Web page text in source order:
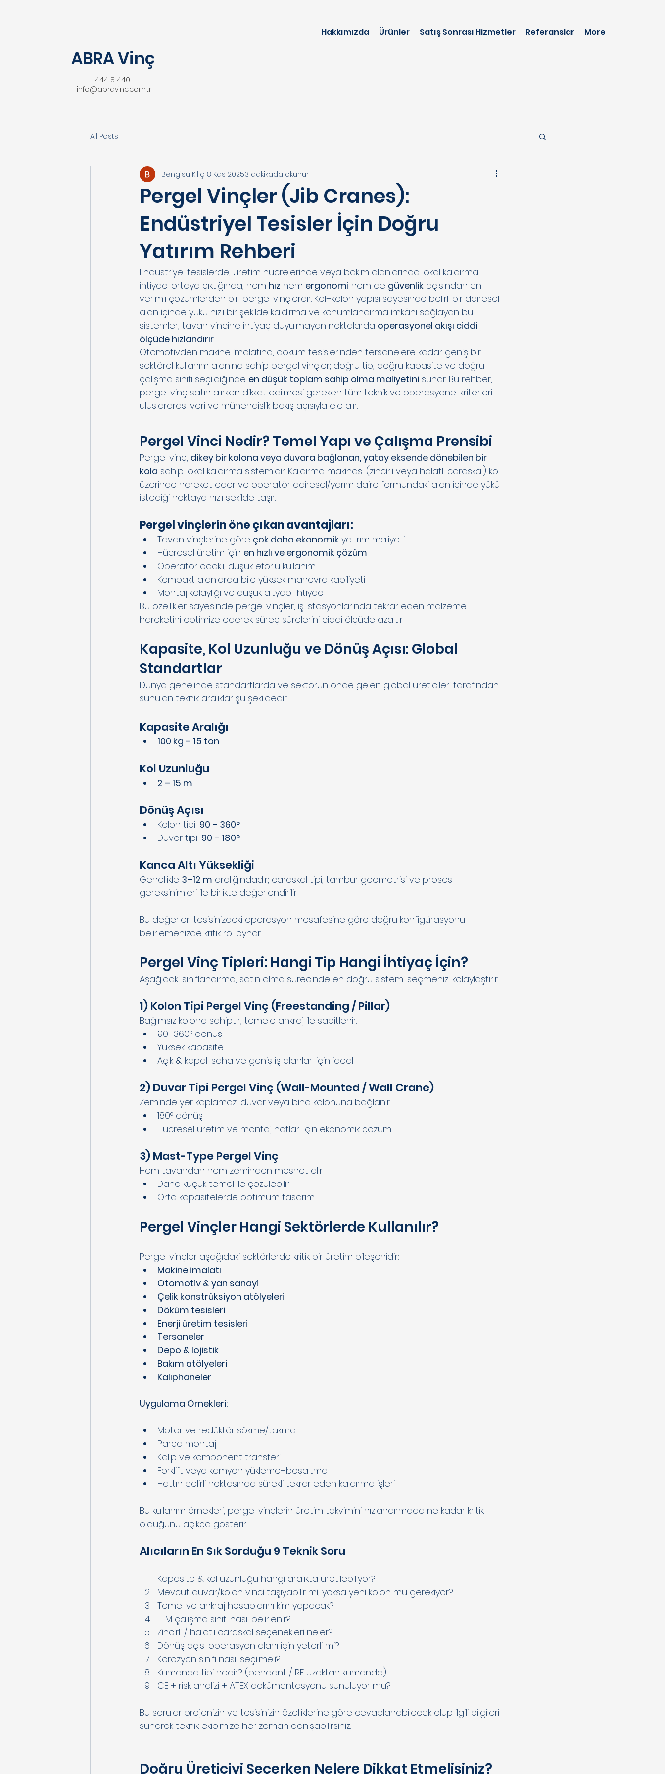
ABRA Vinç
444 8 440 |
info@abravinc.com.tr
Hakkımızda Ürünler Satış Sonrası Hizmetler Referanslar More
All Posts
Pergel Vinçler (Jib Cranes):
Endüstriyel Tesisler İçin Doğru
Yatırım Rehberi
Bengisu Kılıç18 Kas 20253 dakikada okunur
Endüstriyel tesislerde, üretim hücrelerinde veya bakım alanlarında lokal kaldırma
ihtiyacı ortaya çıktığında, hem hız hem ergonomi hem de güvenlik açısından en
verimli çözümlerden biri pergel vinçlerdir. Kol–kolon yapısı sayesinde belirli bir dairesel
alan içinde yükü hızlı bir şekilde kaldırma ve konumlandırma imkânı sağlayan bu
sistemler, tavan vincine ihtiyaç duyulmayan noktalarda operasyonel akışı ciddi
ölçüde hızlandırır.
Otomotivden makine imalatına, döküm tesislerinden tersanelere kadar geniş bir
sektörel kullanım alanına sahip pergel vinçler; doğru tip, doğru kapasite ve doğru
çalışma sınıfı seçildiğinde en düşük toplam sahip olma maliyetini sunar. Bu rehber,
pergel vinç satın alırken dikkat edilmesi gereken tüm teknik ve operasyonel kriterleri
uluslararası veri ve mühendislik bakış açısıyla ele alır.
Pergel Vinci Nedir? Temel Yapı ve Çalışma Prensibi
Pergel vinç, dikey bir kolona veya duvara bağlanan, yatay eksende dönebilen bir
kola sahip lokal kaldırma sistemidir. Kaldırma makinası (zincirli veya halatlı caraskal) kol
üzerinde hareket eder ve operatör dairesel/yarım daire formundaki alan içinde yükü
istediği noktaya hızlı şekilde taşır.
Pergel vinçlerin öne çıkan avantajları:
Tavan vinçlerine göre çok daha ekonomik yatırım maliyeti
Hücresel üretim için en hızlı ve ergonomik çözüm
Operatör odaklı, düşük eforlu kullanım
Kompakt alanlarda bile yüksek manevra kabiliyeti
Montaj kolaylığı ve düşük altyapı ihtiyacı
Bu özellikler sayesinde pergel vinçler, iş istasyonlarında tekrar eden malzeme
hareketini optimize ederek süreç sürelerini ciddi ölçüde azaltır.
Kapasite, Kol Uzunluğu ve Dönüş Açısı: Global
Standartlar
Dünya genelinde standartlarda ve sektörün önde gelen global üreticileri tarafından
sunulan teknik aralıklar şu şekildedir:
Kapasite Aralığı
100 kg – 15 ton
Kol Uzunluğu
2 – 15 m
Dönüş Açısı
Kolon tipi: 90 – 360°
Duvar tipi: 90 – 180°
Kanca Altı Yüksekliği
Genellikle 3–12 m aralığındadır; caraskal tipi, tambur geometrisi ve proses
gereksinimleri ile birlikte değerlendirilir.
Bu değerler, tesisinizdeki operasyon mesafesine göre doğru konfigürasyonu
belirlemenizde kritik rol oynar.
Pergel Vinç Tipleri: Hangi Tip Hangi İhtiyaç İçin?
Aşağıdaki sınıflandırma, satın alma sürecinde en doğru sistemi seçmenizi kolaylaştırır.
1) Kolon Tipi Pergel Vinç (Freestanding / Pillar)
Bağımsız kolona sahiptir, temele ankraj ile sabitlenir.
90–360° dönüş
Yüksek kapasite
Açık & kapalı saha ve geniş iş alanları için ideal
2) Duvar Tipi Pergel Vinç (Wall-Mounted / Wall Crane)
Zeminde yer kaplamaz, duvar veya bina kolonuna bağlanır.
180° dönüş
Hücresel üretim ve montaj hatları için ekonomik çözüm
3) Mast-Type Pergel Vinç
Hem tavandan hem zeminden mesnet alır.
Daha küçük temel ile çözülebilir
Orta kapasitelerde optimum tasarım
Pergel Vinçler Hangi Sektörlerde Kullanılır?
Pergel vinçler aşağıdaki sektörlerde kritik bir üretim bileşenidir:
Makine imalatı
Otomotiv & yan sanayi
Çelik konstrüksiyon atölyeleri
Döküm tesisleri
Enerji üretim tesisleri
Tersaneler
Depo & lojistik
Bakım atölyeleri
Kalıphaneler
Uygulama Örnekleri:
Motor ve redüktör sökme/takma
Parça montajı
Kalıp ve komponent transferi
Forklift veya kamyon yükleme–boşaltma
Hattın belirli noktasında sürekli tekrar eden kaldırma işleri
Bu kullanım örnekleri, pergel vinçlerin üretim takvimini hızlandırmada ne kadar kritik
olduğunu açıkça gösterir.
Alıcıların En Sık Sorduğu 9 Teknik Soru
Kapasite & kol uzunluğu hangi aralıkta üretilebiliyor?
Mevcut duvar/kolon vinci taşıyabilir mi, yoksa yeni kolon mu gerekiyor?
Temel ve ankraj hesaplarını kim yapacak?
FEM çalışma sınıfı nasıl belirlenir?
Zincirli / halatlı caraskal seçenekleri neler?
Dönüş açısı operasyon alanı için yeterli mi?
Korozyon sınıfı nasıl seçilmeli?
Kumanda tipi nedir? (pendant / RF Uzaktan kumanda)
CE + risk analizi + ATEX dokümantasyonu sunuluyor mu?
Bu sorular projenizin ve tesisinizin özelliklerine göre cevaplanabilecek olup ilgili bilgileri
sunarak teknik ekibimize her zaman danışabilirsiniz.
Doğru Üreticiyi Seçerken Nelere Dikkat Etmelisiniz?